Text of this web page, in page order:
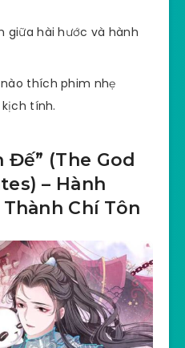
giữa hài hước và hành
nào thích phim nhẹ
tính.
Đế” (The God
– Hành
Chí Tôn